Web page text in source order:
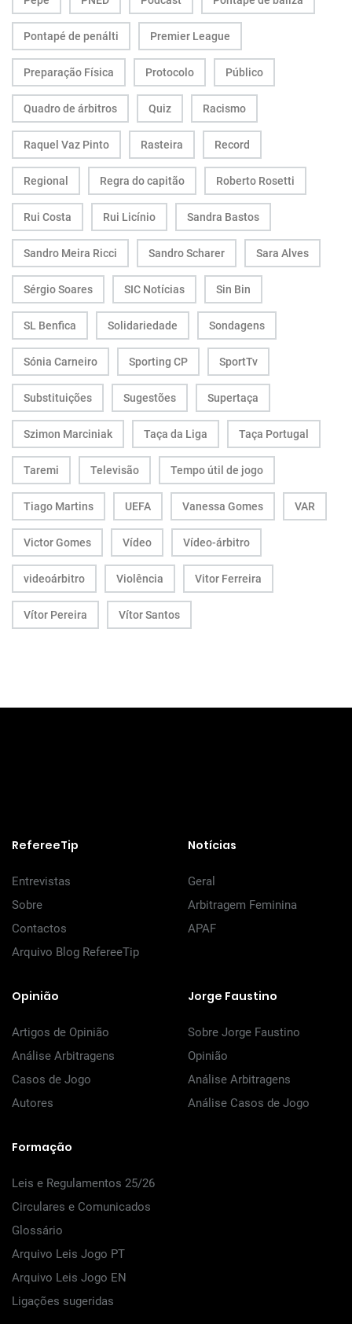
Pontapé de penálti Premier League
Preparação Física Protocolo Público
Quadro de árbitros Quiz Racismo
Raquel Vaz Pinto Rasteira Record
Regional Regra do capitão Roberto Rosetti
Rui Costa Rui Licínio Sandra Bastos
Sandro Meira Ricci Sandro Scharer Sara Alves
Sérgio Soares SIC Notícias Sin Bin
SL Benfica Solidariedade Sondagens
Sónia Carneiro Sporting CP SportTv
Substituições Sugestões Supertaça
Szimon Marciniak Taça da Liga Taça Portugal
Taremi Televisão Tempo útil de jogo
Tiago Martins UEFA Vanessa Gomes VAR
Victor Gomes Vídeo Vídeo-árbitro
videoárbitro Violência Vitor Ferreira
Vítor Pereira Vítor Santos
RefereeTip
Entrevistas
Sobre
Contactos
Arquivo Blog RefereeTip
Notícias
Geral
Arbitragem Feminina
APAF
Opinião
Artigos de Opinião
Análise Arbitragens
Casos de Jogo
Autores
Jorge Faustino
Sobre Jorge Faustino
Opinião
Análise Arbitragens
Análise Casos de Jogo
Formação
Leis e Regulamentos 25/26
Circulares e Comunicados
Glossário
Arquivo Leis Jogo PT
Arquivo Leis Jogo EN
Ligações sugeridas